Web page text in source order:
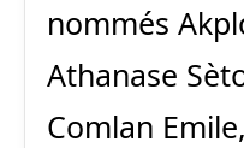
nommés
Athanase
Comlan